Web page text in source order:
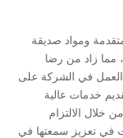
ومواد صديقة
مما زاد من رضا
العمل في الشركة على
خدمات عالية
خلال الالتزام
في تعزيز سمعتها في